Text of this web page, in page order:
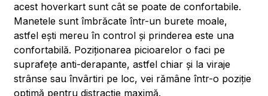
acest hoverkart sunt cât se poate de confortabile.
Manetele sunt îmbrăcate într-un burete moale,
astfel ești mereu în control și prinderea este una
confortabilă. Poziționarea picioarelor o faci pe
suprafețe anti-derapante, astfel chiar și la viraje
strânse sau învârtiri pe loc, vei rămâne într-o poziție
optimă pentru distracție maximă.